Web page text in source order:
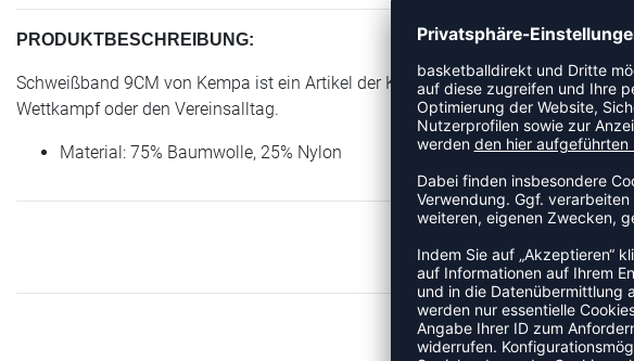
PRODUKTBESCHREIBUNG:
Schweißband 9CM von Kempa ist ein Artikel der Kategorie Schweißband. Ein
Wettkampf oder den Vereinsalltag.
Material: 75% Baumwolle, 25% Nylon
MEHR AUS